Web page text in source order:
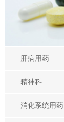
肝病用药
精神科
消化系统用药